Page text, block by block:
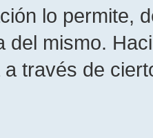
lo permite,
del mismo.
través de